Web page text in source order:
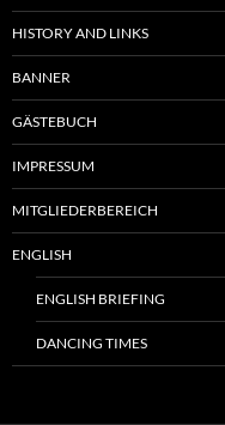
HISTORY AND LINKS
BANNER
GÄSTEBUCH
IMPRESSUM
MITGLIEDERBEREICH
ENGLISH
ENGLISH BRIEFING
DANCING TIMES